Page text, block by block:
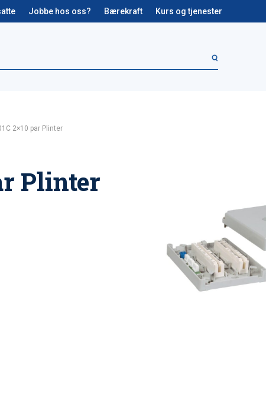
Jobbe hos oss? Bærekraft Kurs og tjenester
2×10 par Plinter
Plinter